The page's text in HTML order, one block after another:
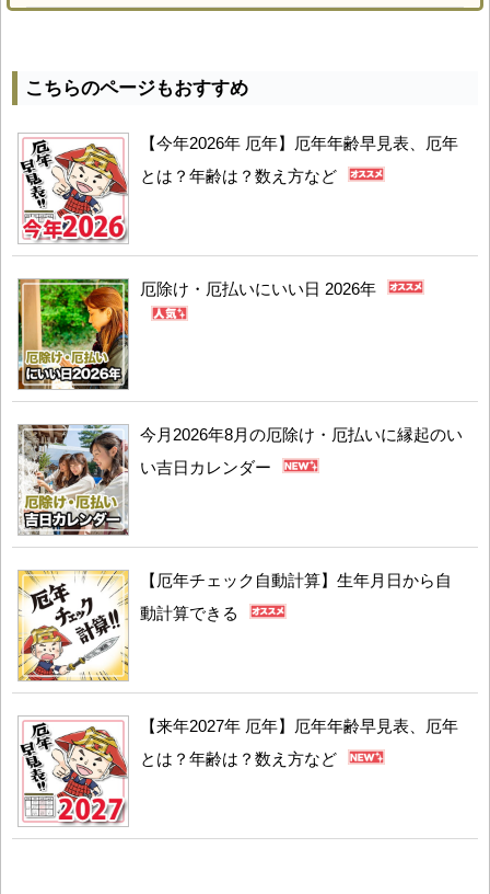
こちらのページもおすすめ
【今年2026年 厄年】厄年年齢早見表、厄年
とは？年齢は？数え方など
厄除け・厄払いにいい日 2026年
今月2026年8月の厄除け・厄払いに縁起のい
い吉日カレンダー
【厄年チェック自動計算】生年月日から自
動計算できる
【来年2027年 厄年】厄年年齢早見表、厄年
とは？年齢は？数え方など